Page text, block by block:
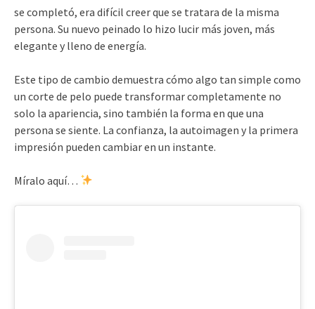
se completó, era difícil creer que se tratara de la misma
persona. Su nuevo peinado lo hizo lucir más joven, más
elegante y lleno de energía.
Este tipo de cambio demuestra cómo algo tan simple como
un corte de pelo puede transformar completamente no
solo la apariencia, sino también la forma en que una
persona se siente. La confianza, la autoimagen y la primera
impresión pueden cambiar en un instante.
Míralo aquí…